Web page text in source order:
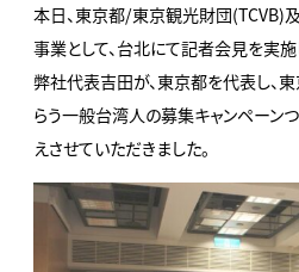
本日、東京都/東京観光財団(TCVB)
事業として、台北にて記者会見を実施
弊社代表吉田が、東京都を代表し、
らう一般台湾人の募集キャンペーン
えさせていただきました。